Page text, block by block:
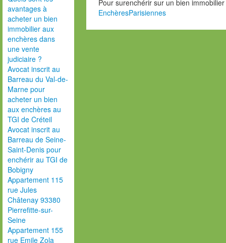
avantages à
acheter un bien
immobilier aux
enchères dans
une vente
judiciaire ?
Avocat inscrit au
Barreau du Val-de-
Marne pour
acheter un bien
aux enchères au
TGI de Créteil
Avocat inscrit au
Barreau de Seine-
Saint-Denis pour
enchérir au TGI de
Bobigny
Appartement 115
rue Jules
Châtenay 93380
Pierrefitte-sur-
Seine
Appartement 155
rue Emile Zola
Pour surenchérir sur un bien
EnchèresParisiennes